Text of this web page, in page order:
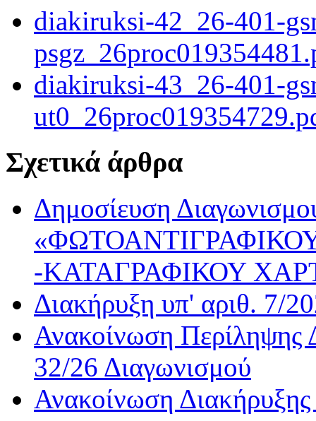
diakiruksi-42_26-401-
diakiruksi-43_26-401-
Σχετικά άρθρα
Δημοσίευση
-ΚΑΤΑΓΡΑΦΙΚΟΥ
Διακήρυξη υπ' αριθ. 7/
Ανακοίνωση Περίληψης
32/26 Διαγωνισμού
Ανακοίνωση